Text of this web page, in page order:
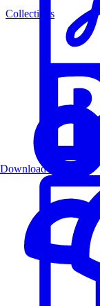
Collections
Download PDF